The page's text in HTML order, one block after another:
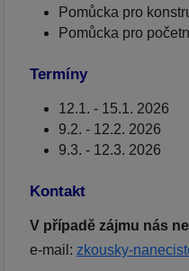
Pomůcka pro
Pomůcka pro
Termíny
12.1. - 15.1. 2026
9.2. - 12.2. 2026
9.3. - 12.3. 2026
Kontakt
V případě zájmu nás
e-mail: zkousky-